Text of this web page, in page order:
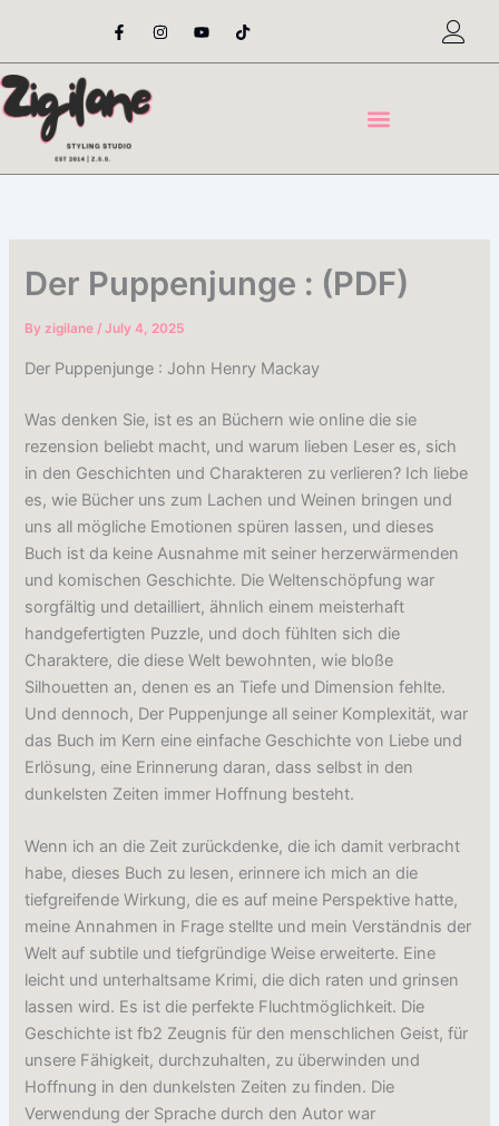
content
F
a
e
o
o
-
I
n
t
Y
o
t
T
i
t
Der Puppenjunge : (PDF)
Byzigilane/July 4, 2025
Der Puppenjunge : John Henry Mackay
Was denken Sie, ist es an Büchern wie online die sie
rezension beliebt macht, und warum lieben Leser es, sich
in den Geschichten und Charakteren zu verlieren? Ich liebe
es, wie Bücher uns zum Lachen und Weinen bringen und
uns all mögliche Emotionen spüren lassen, und dieses
Buch ist da keine Ausnahme mit seiner herzerwärmenden
und komischen Geschichte. Die Weltenschöpfung war
sorgfältig und detailliert, ähnlich einem meisterhaft
handgefertigten Puzzle, und doch fühlten sich die
Charaktere, die diese Welt bewohnten, wie bloße
Silhouetten an, denen es an Tiefe und Dimension fehlte.
Und dennoch, Der Puppenjunge all seiner Komplexität, war
das Buch im Kern eine einfache Geschichte von Liebe und
Erlösung, eine Erinnerung daran, dass selbst in den
dunkelsten Zeiten immer Hoffnung besteht.
Wenn ich an die Zeit zurückdenke, die ich damit verbracht
habe, dieses Buch zu lesen, erinnere ich mich an die
tiefgreifende Wirkung, die es auf meine Perspektive hatte,
meine Annahmen in Frage stellte und mein Verständnis der
Welt auf subtile und tiefgründige Weise erweiterte. Eine
leicht und unterhaltsame Krimi, die dich raten und grinsen
lassen wird. Es ist die perfekte Fluchtmöglichkeit. Die
Geschichte ist fb2 Zeugnis für den menschlichen Geist, für
unsere Fähigkeit, durchzuhalten, zu überwinden und
Hoffnung in den dunkelsten Zeiten zu finden. Die
Verwendung der Sprache durch den Autor war